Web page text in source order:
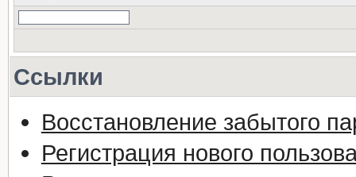
Ссылки
Восстановление забытого
Регистрация нового